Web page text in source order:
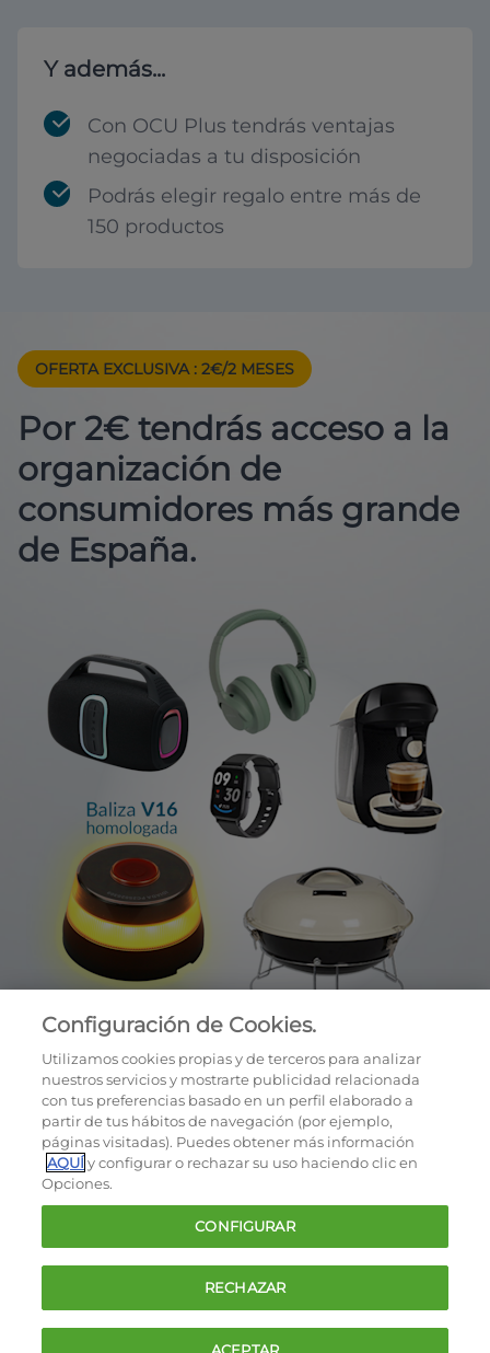
Y además...
Con OCU Plus tendrás ventajas
negociadas a tu disposición
Podrás elegir regalo entre más de
150 productos
OFERTA EXCLUSIVA : 2€/2 MESES
Por 2€ tendrás acceso a la
organización de
consumidores más grande
de España.
Cookies
Política de privacidad
Términos y condiciones de la oferta
Contacto
FAQ
Configuración de Cookies.
Utilizamos cookies propias y de terceros para analizar
nuestros servicios y mostrarte publicidad relacionada
con tus preferencias basado en un perfil elaborado a
partir de tus hábitos de navegación (por ejemplo,
páginas visitadas). Puedes obtener más información
AQUÍy configurar o rechazar su uso haciendo clic en
Opciones.
CONFIGURAR
RECHAZAR